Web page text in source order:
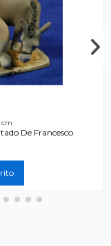
cm
De Francesco